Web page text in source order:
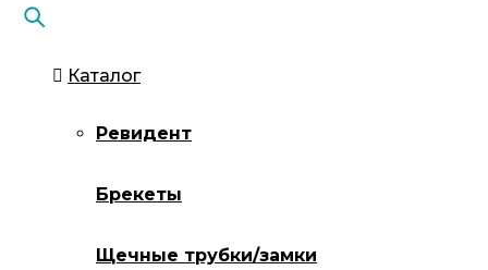
Каталог
Ревидент
Брекеты
Щечные трубки/замки